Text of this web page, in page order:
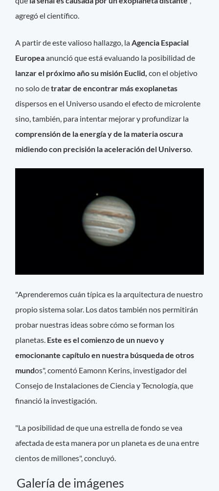
agregó el científico.
A partir de este valioso hallazgo, laAgencia Espacial
Europeaanunció que está evaluando la posibilidad de
lanzar el próximo año su misión Euclid,con el objetivo
no solo detratar de encontrar más exoplanetas
dispersos en el Universo usando el efecto de microlente
sino, también, para intentar mejorar y profundizar la
comprensión de la energía y de la materia oscura
midiendo con precisión la aceleración del Universo.
"Aprenderemos cuán típica es la arquitectura de nuestro
propio sistema solar. Los datos también nos permitirán
probar nuestras ideas sobre cómo se forman los
planetas. Este es el comienzo de un nuevo y
emocionante capítulo en nuestra búsqueda de otros
mundos", comentó Eamonn Kerins, investigador del
Consejo de Instalaciones de Ciencia y Tecnología, que
financió la investigación.
"La posibilidad de que una estrella de fondo se vea
afectada de esta manera por un planeta es de una entre
cientos de millones", concluyó.
Galería de imágenes